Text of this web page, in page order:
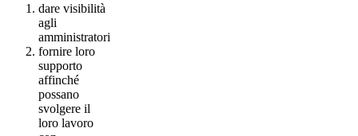
dare visibilità
agli
amministratori
fornire loro
supporto
affinché
possano
svolgere il
loro lavoro